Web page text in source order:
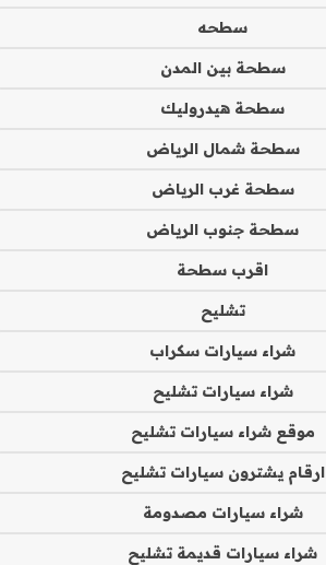
سطحه
سطحة بين المدن
سطحة هيدروليك
سطحة شمال الرياض
سطحة غرب الرياض
سطحة جنوب الرياض
اقرب سطحة
تشليح
شراء سيارات سكراب
شراء سيارات تشليح
موقع شراء سيارات تشليح
ارقام يشترون سيارات تشليح
شراء سيارات مصدومة
شراء سيارات قديمة تشليح